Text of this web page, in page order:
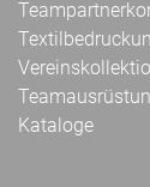
Kataloge